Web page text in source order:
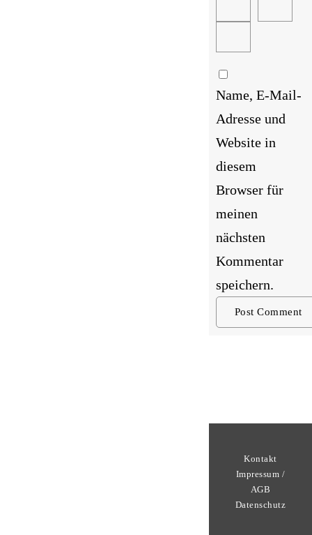
Name, E-Mail-
Adresse und
Website in
diesem
Browser für
meinen
nächsten
Kommentar
speichern.
Kontakt
Impressum /
AGB
Datenschutz